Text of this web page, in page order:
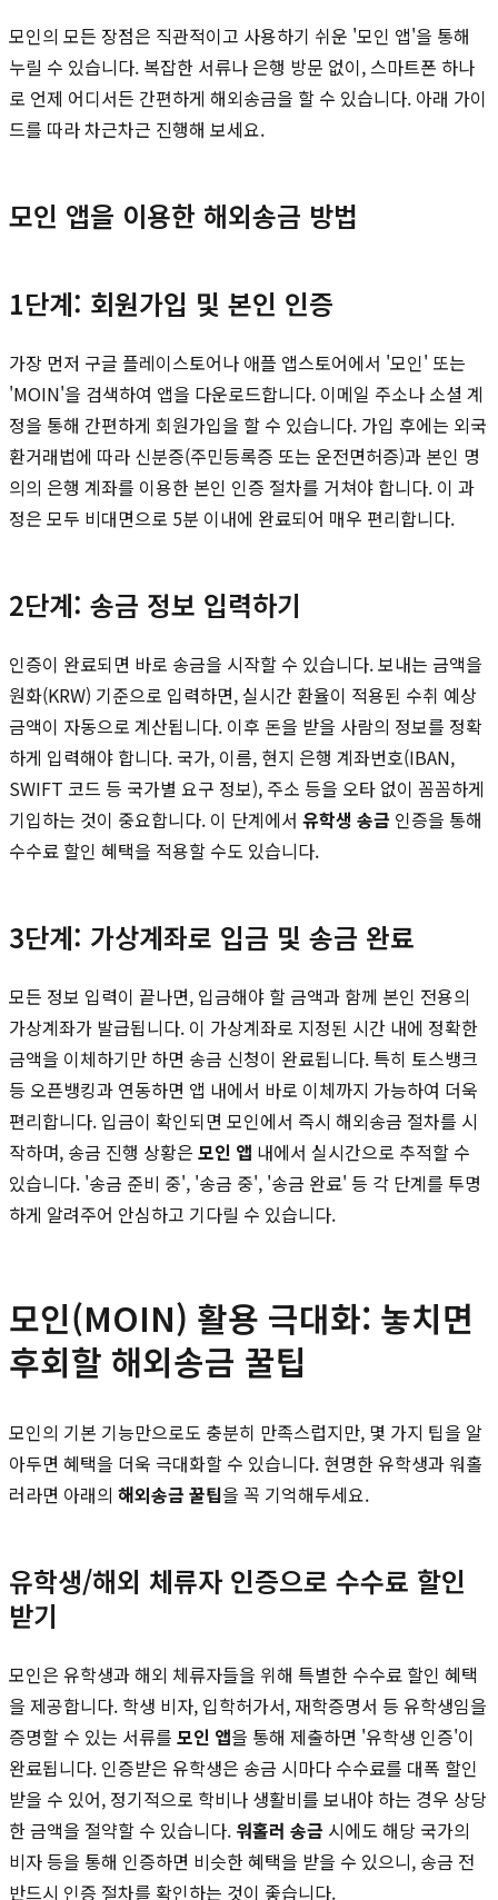
모인의 모든 장점은 직관적이고 사용하기 쉬운 '모인 앱'을 통해
누릴 수 있습니다. 복잡한 서류나 은행 방문 없이, 스마트폰 하나
로 언제 어디서든 간편하게 해외송금을 할 수 있습니다. 아래 가이
드를 따라 차근차근 진행해 보세요.
모인 앱을 이용한 해외송금 방법
1단계: 회원가입 및 본인 인증
가장 먼저 구글 플레이스토어나 애플 앱스토어에서 '모인' 또는
'MOIN'을 검색하여 앱을 다운로드합니다. 이메일 주소나 소셜 계
정을 통해 간편하게 회원가입을 할 수 있습니다. 가입 후에는 외국
환거래법에 따라 신분증(주민등록증 또는 운전면허증)과 본인 명
의의 은행 계좌를 이용한 본인 인증 절차를 거쳐야 합니다. 이 과
정은 모두 비대면으로 5분 이내에 완료되어 매우 편리합니다.
2단계: 송금 정보 입력하기
인증이 완료되면 바로 송금을 시작할 수 있습니다. 보내는 금액을
원화(KRW) 기준으로 입력하면, 실시간 환율이 적용된 수취 예상
금액이 자동으로 계산됩니다. 이후 돈을 받을 사람의 정보를 정확
하게 입력해야 합니다. 국가, 이름, 현지 은행 계좌번호(IBAN,
SWIFT 코드 등 국가별 요구 정보), 주소 등을 오타 없이 꼼꼼하게
기입하는 것이 중요합니다. 이 단계에서 유학생 송금 인증을 통해
수수료 할인 혜택을 적용할 수도 있습니다.
3단계: 가상계좌로 입금 및 송금 완료
모든 정보 입력이 끝나면, 입금해야 할 금액과 함께 본인 전용의
가상계좌가 발급됩니다. 이 가상계좌로 지정된 시간 내에 정확한
금액을 이체하기만 하면 송금 신청이 완료됩니다. 특히 토스뱅크
등 오픈뱅킹과 연동하면 앱 내에서 바로 이체까지 가능하여 더욱
편리합니다. 입금이 확인되면 모인에서 즉시 해외송금 절차를 시
작하며, 송금 진행 상황은 모인 앱 내에서 실시간으로 추적할 수
있습니다. '송금 준비 중', '송금 중', '송금 완료' 등 각 단계를 투명
하게 알려주어 안심하고 기다릴 수 있습니다.
모인(MOIN) 활용 극대화: 놓치면
후회할 해외송금 꿀팁
모인의 기본 기능만으로도 충분히 만족스럽지만, 몇 가지 팁을 알
아두면 혜택을 더욱 극대화할 수 있습니다. 현명한 유학생과 워홀
러라면 아래의 해외송금 꿀팁을 꼭 기억해두세요.
유학생/해외 체류자 인증으로 수수료 할인
받기
모인은 유학생과 해외 체류자들을 위해 특별한 수수료 할인 혜택
을 제공합니다. 학생 비자, 입학허가서, 재학증명서 등 유학생임을
증명할 수 있는 서류를 모인 앱을 통해 제출하면 '유학생 인증'이
완료됩니다. 인증받은 유학생은 송금 시마다 수수료를 대폭 할인
받을 수 있어, 정기적으로 학비나 생활비를 보내야 하는 경우 상당
한 금액을 절약할 수 있습니다. 워홀러 송금 시에도 해당 국가의
비자 등을 통해 인증하면 비슷한 혜택을 받을 수 있으니, 송금 전
반드시 인증 절차를 확인하는 것이 좋습니다.